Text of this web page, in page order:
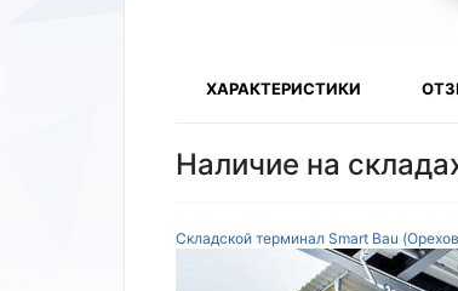
ХАРАКТЕРИСТИКИ
Наличие на
Складской терминал Smart Bau